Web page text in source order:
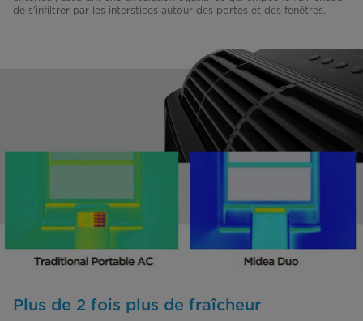
de s'infiltrer par les interstices autour des portes et des fenêtres.
Plus de 2 fois plus de fraîcheur